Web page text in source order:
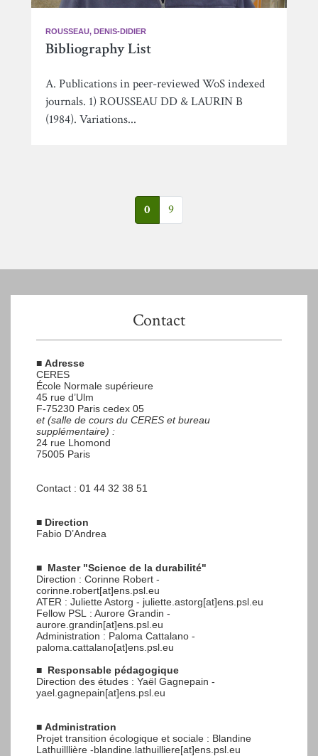
ROUSSEAU, DENIS-DIDIER
Bibliography List
A. Publications in peer-reviewed WoS indexed
journals. 1) ROUSSEAU DD & LAURIN B
(1984). Variations...
0 9
Contact
■ Adresse
CERES
École Normale supérieure
45 rue d’Ulm
F-75230 Paris cedex 05
et (salle de cours du CERES et bureau
supplémentaire) :
24 rue Lhomond
75005 Paris
Contact : 01 44 32 38 51
■ Direction
Fabio D’Andrea
■ Master "Science de la durabilité"
Direction : Corinne Robert -
corinne.robert[at]ens.psl.eu
ATER : Juliette Astorg - juliette.astorg[at]ens.psl.eu
Fellow PSL : Aurore Grandin -
aurore.grandin[at]ens.psl.eu
Administration : Paloma Cattalano -
paloma.cattalano[at]ens.psl.eu
■ Responsable pédagogique
Direction des études : Yaël Gagnepain -
yael.gagnepain[at]ens.psl.eu
■ Administration
Projet transition écologique et sociale : Blandine
Lathuilllière -blandine.lathuilliere[at]ens.psl.eu